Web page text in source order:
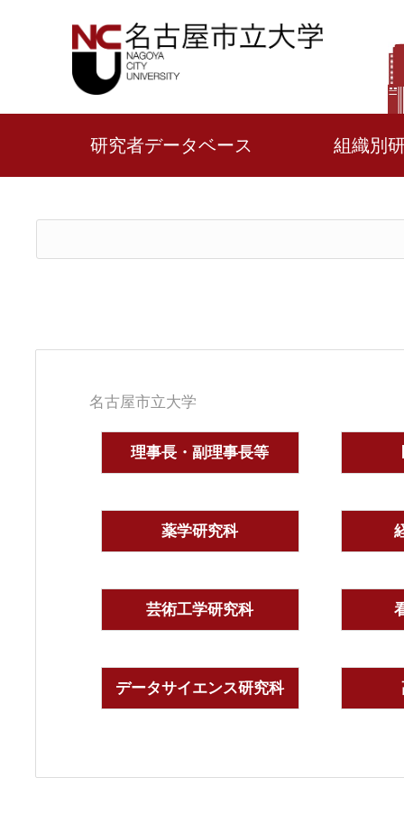
研究者データベース 組織別
名古屋市立大学
理事長・副理事長等
薬学研究科
芸術工学研究科
データサイエンス研究科